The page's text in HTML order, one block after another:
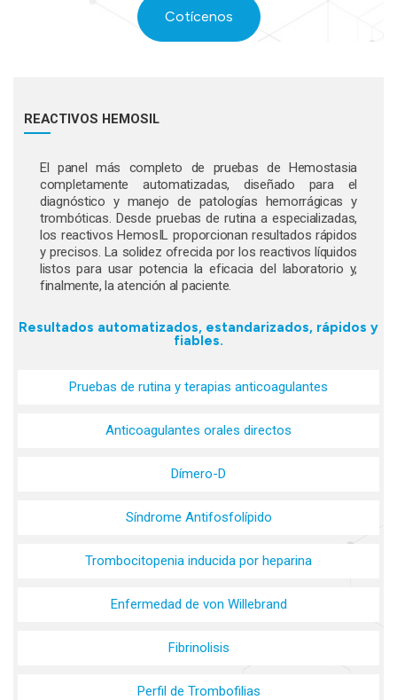
Cotícenos
REACTIVOS HEMOSIL
El panel más completo de pruebas de Hemostasia
completamente automatizadas, diseñado para el
diagnóstico y manejo de patologías hemorrágicas y
trombóticas. Desde pruebas de rutina a especializadas,
los reactivos HemosIL proporcionan resultados rápidos
y precisos. La solidez ofrecida por los reactivos líquidos
listos para usar potencia la eficacia del laboratorio y,
finalmente, la atención al paciente.
Resultados automatizados, estandarizados, rápidos y
fiables.
Pruebas de rutina y terapias anticoagulantes
Anticoagulantes orales directos
Dímero-D
Síndrome Antifosfolípido
Trombocitopenia inducida por heparina
Enfermedad de von Willebrand
Fibrinolisis
Perfil de Trombofilias